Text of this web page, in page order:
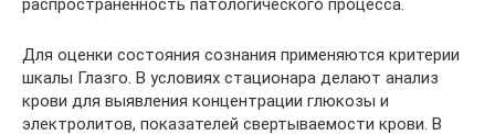
распространенность патологического процесса.
Для оценки состояния сознания применяются критерии
шкалы Глазго. В условиях стационара делают анализ
крови для выявления концентрации глюкозы и
электролитов, показателей свертываемости крови. В